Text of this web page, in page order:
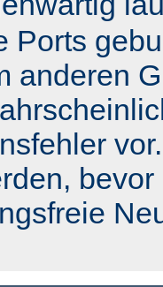
Ports
anderen
bevor